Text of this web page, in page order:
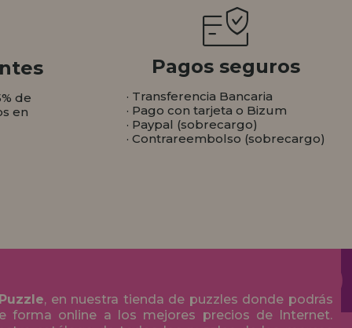
de
en
Pagos seguros
· Transferencia Bancaria
· Pago con tarjeta o Bizum
· Paypal (sobrecargo)
· Contrareembolso (sobrecargo)
, en nuestra tienda de puzzles donde podrás
forma online a los mejores precios de Internet.